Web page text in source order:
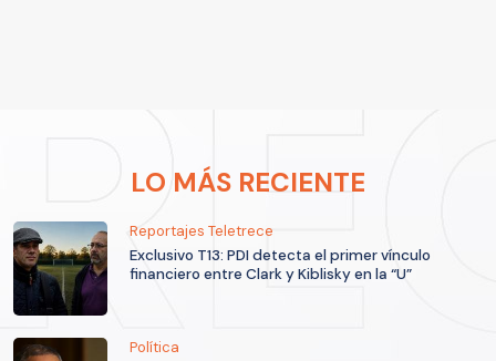
LO MÁS RECIENTE
Reportajes Teletrece
Exclusivo T13: PDI detecta el primer vínculo
financiero entre Clark y Kiblisky en la “U”
Política